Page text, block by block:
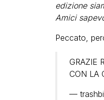
edizione
Amici
Peccato,
GRAZIE
CON LA
—